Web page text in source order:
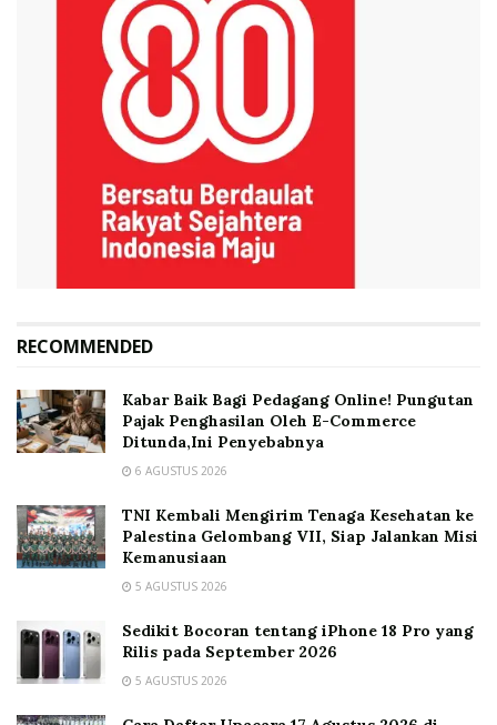
RECOMMENDED
Kabar Baik Bagi Pedagang Online! Pungutan
Pajak Penghasilan Oleh E-Commerce
Ditunda,Ini Penyebabnya
6 AGUSTUS 2026
TNI Kembali Mengirim Tenaga Kesehatan ke
Palestina Gelombang VII, Siap Jalankan Misi
Kemanusiaan
5 AGUSTUS 2026
Sedikit Bocoran tentang iPhone 18 Pro yang
Rilis pada September 2026
5 AGUSTUS 2026